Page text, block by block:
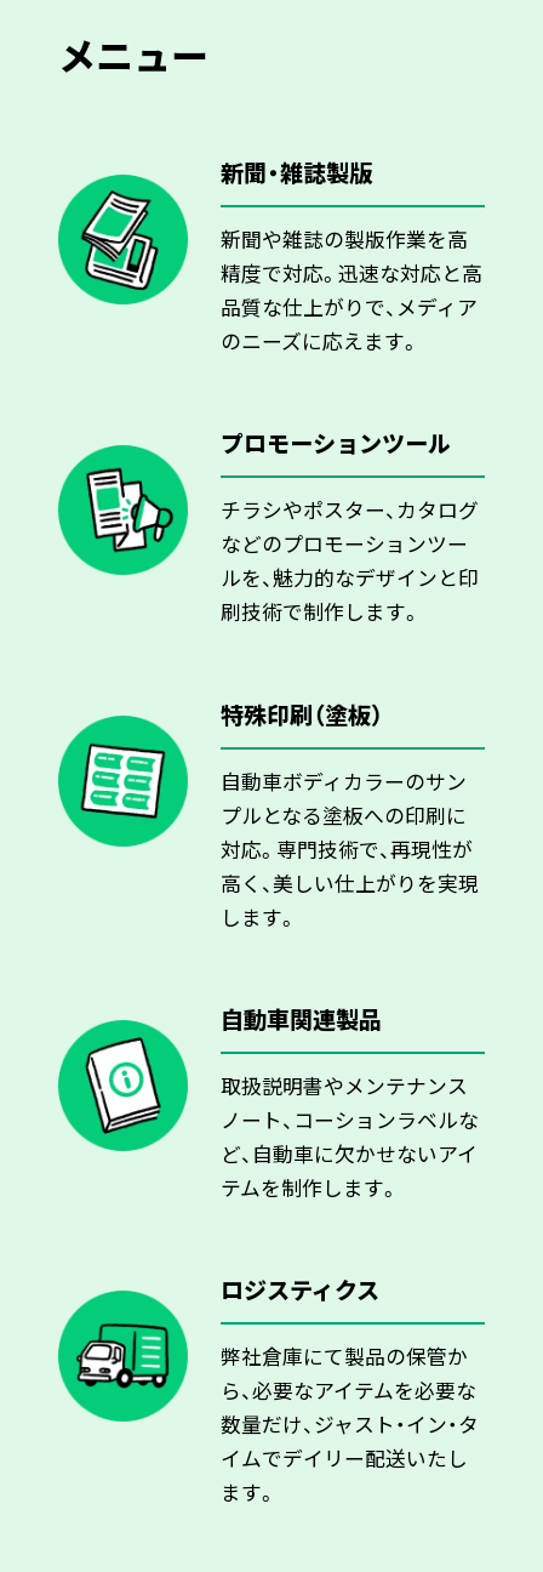
メニュー
新聞・雑誌製版
新聞や雑誌の製版作業を高
精度で対応。迅速な対応と高
品質な仕上がりで、メディア
のニーズに応えます。
プロモーションツール
チラシやポスター、カタログ
などのプロモーションツー
ルを、魅力的なデザインと印
刷技術で制作します。
特殊印刷（塗板）
自動車ボディカラーのサン
プルとなる塗板への印刷に
対応。専門技術で、再現性が
高く、美しい仕上がりを実現
します。
自動車関連製品
取扱説明書やメンテナンス
ノート、コーションラベルな
ど、自動車に欠かせないアイ
テムを制作します。
ロジスティクス
弊社倉庫にて製品の保管か
ら、必要なアイテムを必要な
数量だけ、ジャスト・イン・タ
イムでデイリー配送いたし
ます。